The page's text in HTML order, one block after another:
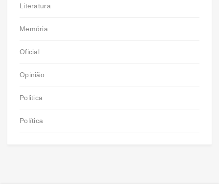
Literatura
Memória
Oficial
Opinião
Politica
Política